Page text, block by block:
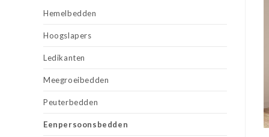
Hemelbedden
Hoogslapers
Ledikanten
Meegroeibedden
Peuterbedden
Eenpersoonsbedden